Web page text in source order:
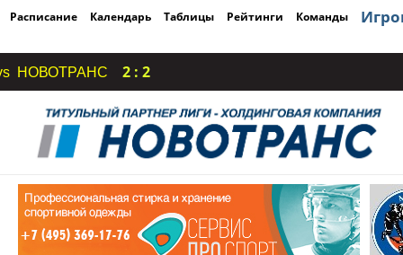
Расписание Календарь Таблицы Рейтинги Команды
2 : 2